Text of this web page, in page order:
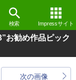
検索 Impressサイト
お勧め作品ピック
次の画像